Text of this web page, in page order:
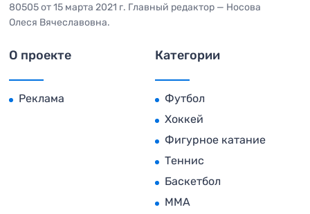
80505 от 15 марта 2021 г. Главный редактор — Носова
Олеся Вячеславовна.
О проекте
Реклама
Категории
Футбол
Хоккей
Фигурное катание
Теннис
Баскетбол
MMA